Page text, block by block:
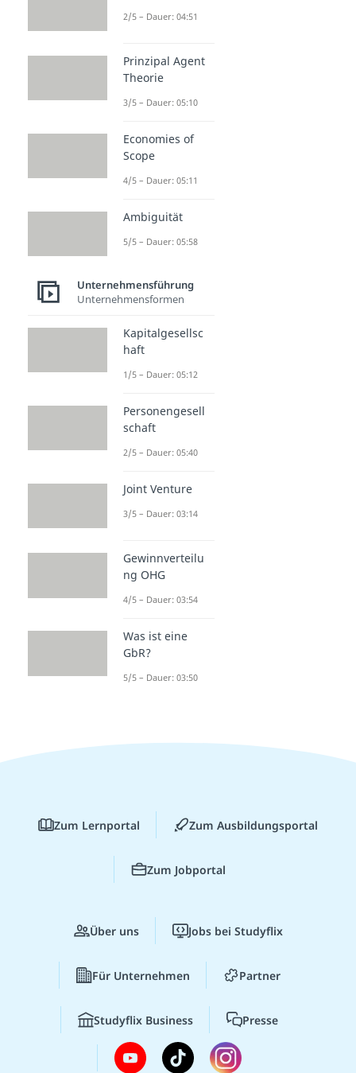
2/5 – Dauer: 04:51
Prinzipal Agent
Theorie
3/5 – Dauer: 05:10
Economies of
Scope
4/5 – Dauer: 05:11
Ambiguität
5/5 – Dauer: 05:58
Unternehmensführung
Unternehmensformen
Kapitalgesellsc
haft
1/5 – Dauer: 05:12
Personengesell
schaft
2/5 – Dauer: 05:40
Joint Venture
3/5 – Dauer: 03:14
Gewinnverteilu
ng OHG
4/5 – Dauer: 03:54
Was ist eine
GbR?
5/5 – Dauer: 03:50
Zum Lernportal Zum Ausbildungsportal
Zum Jobportal
Über uns Jobs bei Studyflix
Für Unternehmen Partner
Studyflix Business Presse